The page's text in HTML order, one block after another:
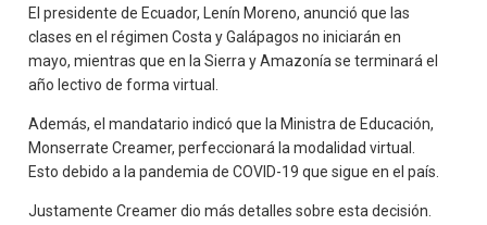
El presidente de Ecuador, Lenín Moreno, anunció que las
clases en el régimen Costa y Galápagos no iniciarán en
mayo, mientras que en la Sierra y Amazonía se terminará el
año lectivo de forma virtual.
Además, el mandatario indicó que la Ministra de Educación,
Monserrate Creamer, perfeccionará la modalidad virtual.
Esto debido a la pandemia de COVID-19 que sigue en el país.
Justamente Creamer dio más detalles sobre esta decisión.